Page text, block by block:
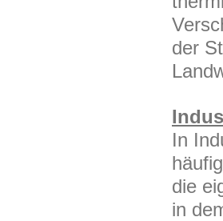
der
In
die
in